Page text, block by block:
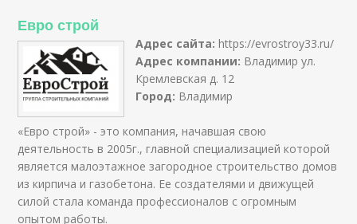
Евро строй
Адрес сайта: https://evrostroy33.ru/
Адрес компании: Владимир ул.
Кремлевская д. 12
Город: Владимир
«Евро строй» - это компания, начавшая свою
деятельность в 2005г., главной специализацией которой
является малоэтажное загородное строительство домов
из кирпича и газобетона. Ее создателями и движущей
силой стала команда профессионалов с огромным
опытом работы.